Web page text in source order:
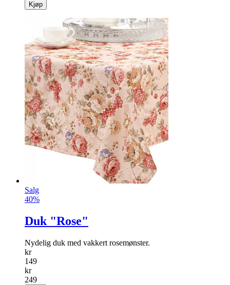
Kjøp
Salg
40%
Duk "Rose"
Nydelig duk med vakkert rosemønster.
kr
149
kr
249